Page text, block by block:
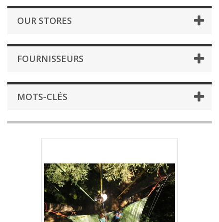
OUR STORES
FOURNISSEURS
MOTS-CLÉS